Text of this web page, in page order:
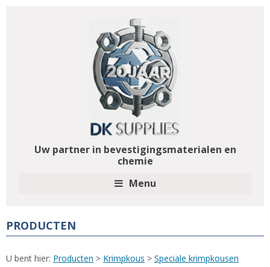
Uw partner in bevestigingsmaterialen en
chemie
Menu
PRODUCTEN
U bent hier: Producten > Krimpkous > Speciale krimpkousen